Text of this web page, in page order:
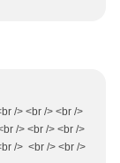
/> <br /> <br />
/> <br /> <br />
/> <br /> <br />